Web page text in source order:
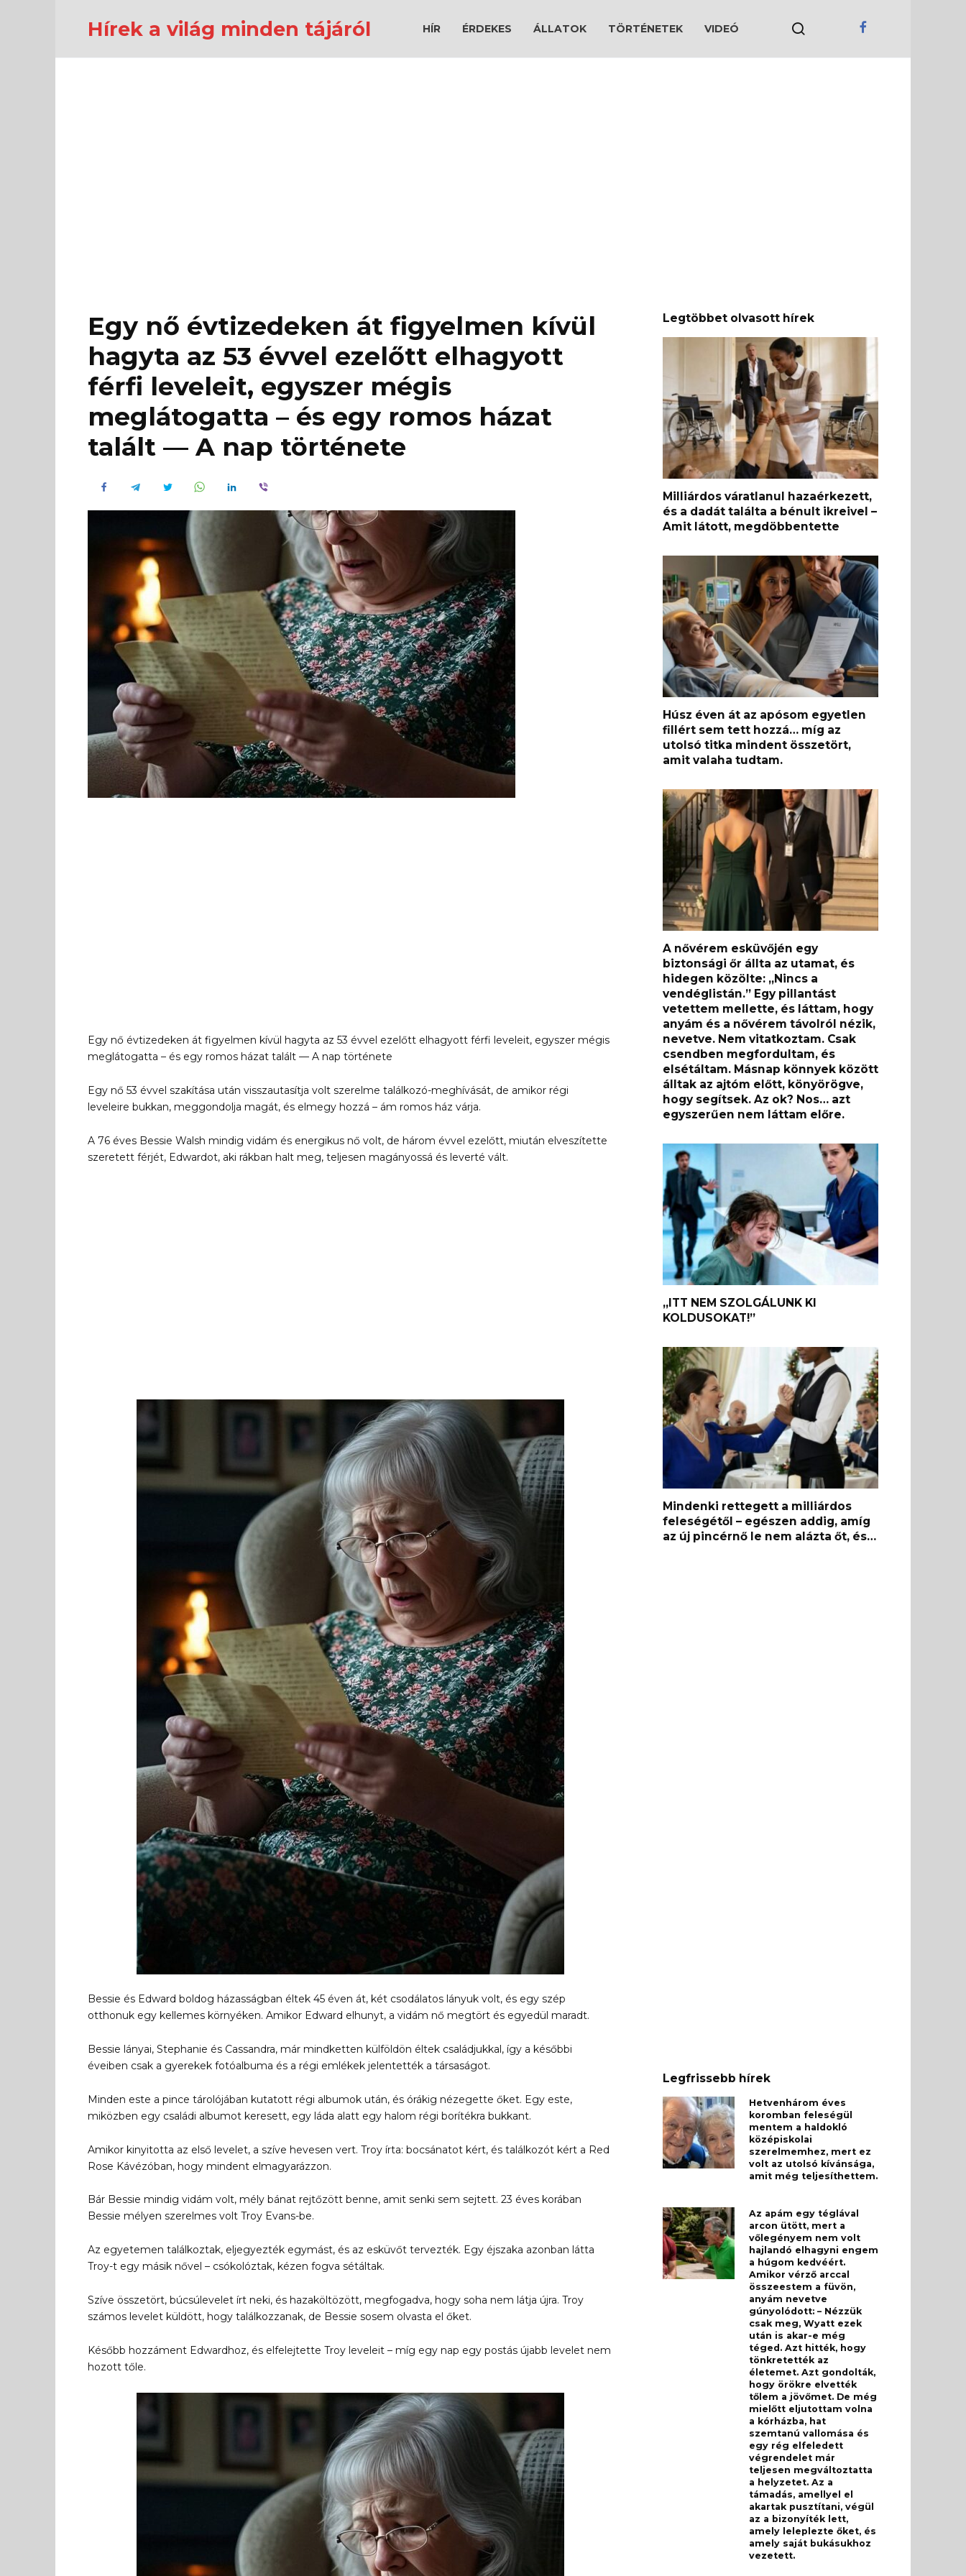
Hírek a világ minden tájáról HÍR ÉRDEKES ÁLLATOK TÖRTÉNETEK VIDEÓ
Egy nő évtizedeken át figyelmen kívül
hagyta az 53 évvel ezelőtt elhagyott
férfi leveleit, egyszer mégis
meglátogatta – és egy romos házat
talált — A nap története
Egy nő évtizedeken át figyelmen kívül hagyta az 53 évvel ezelőtt elhagyott férfi leveleit, egyszer mégis
meglátogatta – és egy romos házat talált — A nap története
Egy nő 53 évvel szakítása után visszautasítja volt szerelme találkozó-meghívását, de amikor régi
leveleire bukkan, meggondolja magát, és elmegy hozzá – ám romos ház várja.
A 76 éves Bessie Walsh mindig vidám és energikus nő volt, de három évvel ezelőtt, miután elveszítette
szeretett férjét, Edwardot, aki rákban halt meg, teljesen magányossá és leverté vált.
Bessie és Edward boldog házasságban éltek 45 éven át, két csodálatos lányuk volt, és egy szép
otthonuk egy kellemes környéken. Amikor Edward elhunyt, a vidám nő megtört és egyedül maradt.
Bessie lányai, Stephanie és Cassandra, már mindketten külföldön éltek családjukkal, így a későbbi
éveiben csak a gyerekek fotóalbuma és a régi emlékek jelentették a társaságot.
Minden este a pince tárolójában kutatott régi albumok után, és órákig nézegette őket. Egy este,
miközben egy családi albumot keresett, egy láda alatt egy halom régi borítékra bukkant.
Amikor kinyitotta az első levelet, a szíve hevesen vert. Troy írta: bocsánatot kért, és találkozót kért a Red
Rose Kávézóban, hogy mindent elmagyarázzon.
Bár Bessie mindig vidám volt, mély bánat rejtőzött benne, amit senki sem sejtett. 23 éves korában
Bessie mélyen szerelmes volt Troy Evans-be.
Az egyetemen találkoztak, eljegyezték egymást, és az esküvőt tervezték. Egy éjszaka azonban látta
Troy-t egy másik nővel – csókolóztak, kézen fogva sétáltak.
Szíve összetört, búcsúlevelet írt neki, és hazaköltözött, megfogadva, hogy soha nem látja újra. Troy
számos levelet küldött, hogy találkozzanak, de Bessie sosem olvasta el őket.
Később hozzáment Edwardhoz, és elfelejtette Troy leveleit – míg egy nap egy postás újabb levelet nem
hozott tőle.
Legtöbbet olvasott hírek
Milliárdos váratlanul hazaérkezett,
és a dadát találta a bénult ikreivel –
Amit látott, megdöbbentette
Húsz éven át az apósom egyetlen
fillért sem tett hozzá… míg az
utolsó titka mindent összetört,
amit valaha tudtam.
A nővérem esküvőjén egy
biztonsági őr állta az utamat, és
hidegen közölte: „Nincs a
vendéglistán.” Egy pillantást
vetettem mellette, és láttam, hogy
anyám és a nővérem távolról nézik,
nevetve. Nem vitatkoztam. Csak
csendben megfordultam, és
elsétáltam. Másnap könnyek között
álltak az ajtóm előtt, könyörögve,
hogy segítsek. Az ok? Nos… azt
egyszerűen nem láttam előre.
„ITT NEM SZOLGÁLUNK KI
KOLDUSOKAT!”
Mindenki rettegett a milliárdos
feleségétől – egészen addig, amíg
az új pincérnő le nem alázta őt, és…
Legfrissebb hírek
Hetvenhárom éves
koromban feleségül
mentem a haldokló
középiskolai
szerelmemhez, mert ez
volt az utolsó kívánsága,
amit még teljesíthettem.
Az apám egy téglával
arcon ütött, mert a
vőlegényem nem volt
hajlandó elhagyni engem
a húgom kedvéért.
Amikor vérző arccal
összeestem a füvön,
anyám nevetve
gúnyolódott: – Nézzük
csak meg, Wyatt ezek
után is akar-e még
téged. Azt hitték, hogy
tönkretették az
életemet. Azt gondolták,
hogy örökre elvették
tőlem a jövőmet. De még
mielőtt eljutottam volna
a kórházba, hat
szemtanú vallomása és
egy rég elfeledett
végrendelet már
teljesen megváltoztatta
a helyzetet. Az a
támadás, amellyel el
akartak pusztítani, végül
az a bizonyíték lett,
amely leleplezte őket, és
amely saját bukásukhoz
vezetett.